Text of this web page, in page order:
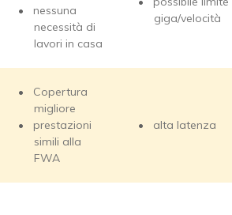
nessuna
necessità di
lavori in casa
giga/velocità
Copertura
migliore
prestazioni
simili alla
FWA
alta latenza